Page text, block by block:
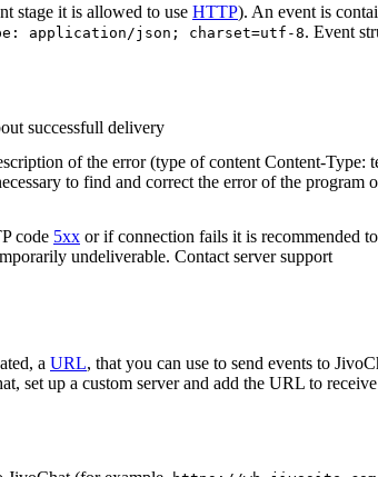
stage it is allowed to use HTTP). An event is
application/json; charset=utf-8. Event
successfull delivery
of the error (type of content Content-
to find and correct the error of the
code 5xx or if connection fails it is recommended
undeliverable. Contact server support
a URL, that you can use to send events to
set up a custom server and add the URL to